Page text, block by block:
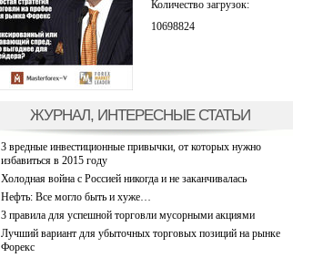
Количество загрузок:
10698824
ЖУРНАЛ, ИНТЕРЕСНЫЕ СТАТЬИ
3 вредные инвестиционные привычки, от которых нужно
избавиться в 2015 году
Холодная война с Россией никогда и не заканчивалась
Нефть: Все могло быть и хуже…
3 правила для успешной торговли мусорными акциями
Лучший вариант для убыточных торговых позиций на рынке
Форекс